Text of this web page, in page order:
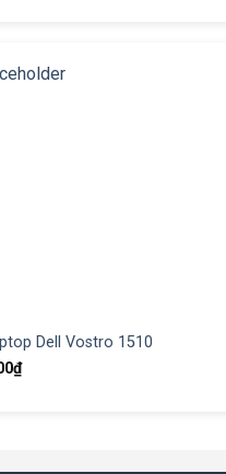
Dell Vostro 1510
₫